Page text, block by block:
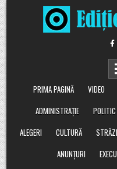
Skip
to
content
PRIMA PAGINĂ
VIDEO
ADMINISTRAȚIE
POLITIC
ALEGERI
CULTURĂ STRĂZI
ANUNȚURI